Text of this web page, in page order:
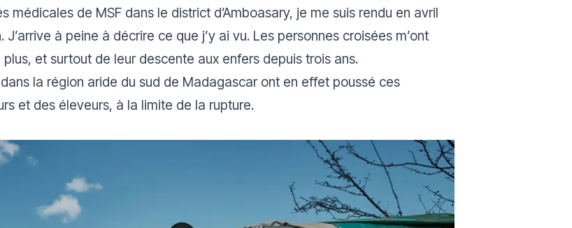
de MSF dans le district d’Amboasary, je me suis rendu en avril
à peine à décrire ce que j’y ai vu. Les personnes croisées m’ont
et surtout de leur descente aux enfers depuis trois ans.
la région aride du sud de Madagascar ont en effet poussé ces
et des éleveurs, à la limite de la rupture.